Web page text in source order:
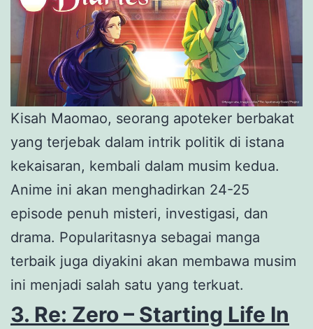
Kisah Maomao, seorang apoteker berbakat
yang terjebak dalam intrik politik di istana
kekaisaran, kembali dalam musim kedua.
Anime ini akan menghadirkan 24-25
episode penuh misteri, investigasi, dan
drama. Popularitasnya sebagai manga
terbaik juga diyakini akan membawa musim
ini menjadi salah satu yang terkuat.
3. Re: Zero – Starting Life In